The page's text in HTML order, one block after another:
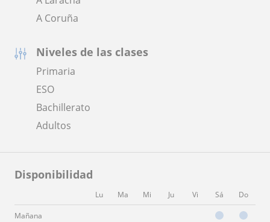
A Coruña
Niveles de las clases
Primaria
ESO
Bachillerato
Adultos
Disponibilidad
Lu Ma Mi Ju Vi Sá Do
Mañana